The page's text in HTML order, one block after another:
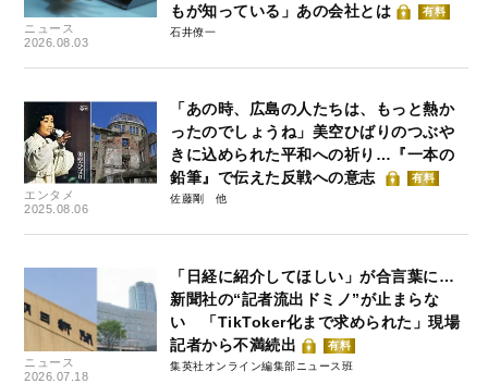
ニュース
2026.08.03
もが知っている」あの会社とは
有料
石井僚一
エンタメ
2025.08.06
「あの時、広島の人たちは、もっと熱か
ったのでしょうね」美空ひばりのつぶや
きに込められた平和への祈り…『一本の
鉛筆』で伝えた反戦への意志
有料
佐藤剛
ニュース
2026.07.18
「日経に紹介してほしい」が合言葉に…
新聞社の“記者流出ドミノ”が止まらな
い 「TikToker化まで求められた」現場
記者から不満続出
有料
集英社オンライン編集部ニュース班